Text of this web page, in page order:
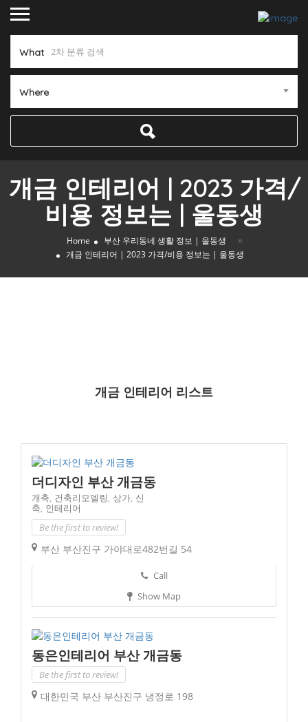
What
Where
개금 인테리어 | 2023 가격/
비용 정보는 | 울동생
Home 부산 우리동네 생활 정보 | 울동생 »
개금 인테리어 | 2023 가격/비용 정보는 | 울동생
개금 인테리어 리스트
더디자인 부산 개금동
개축, 건축리모델링, 상가, 신
축, 인테리어
Be the first to review!
부산 부산진구 가야대로482번길 54
Call
Show Map
동은인테리어 부산 개금동
Be the first to review!
대한민국 부산 부산진구 냉정로 198